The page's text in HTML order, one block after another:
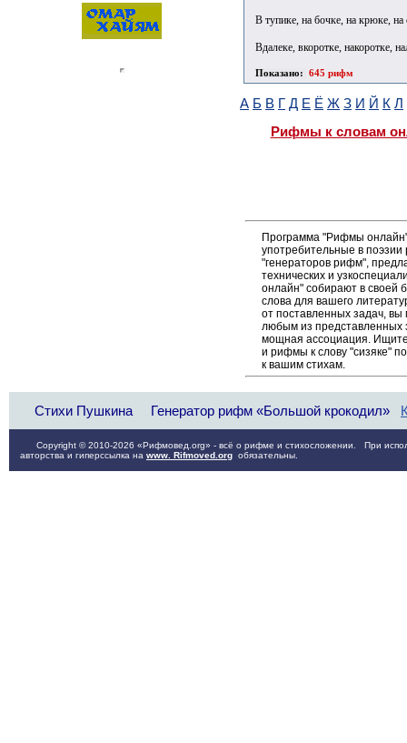
В тупике, на бочке, на крюке, на
Вдалеке, вкоротке, накоротке,
Показано: 645 рифм
А Б В Г Д Е Ё Ж З И Й К Л
Рифмы к словам
Программа "Рифмы
употребительные в
"генераторов рифм",
технических и
онлайн" собирают в своей
слова для вашего
от поставленных задач,
любым из
мощная ассоциация. Ищите
и рифмы к слову "сизяке"
к вашим стихам.
Стихи Пушкина Генератор рифм «Большой крокодил»
Copyright © 2010-2026 «Рифмовед.org» - всё о рифме и стихосложении. При
авторства и гиперссылка на www. Rifmoved.org обязательны.